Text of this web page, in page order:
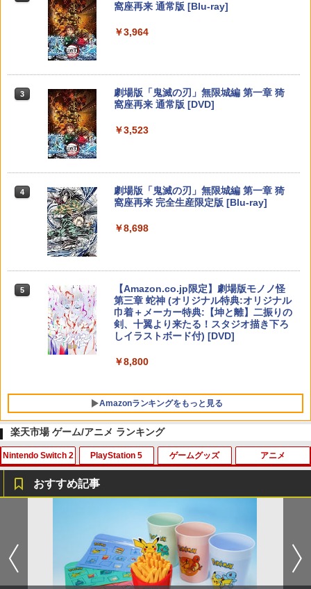
ニンテンドープリペイド番号 9000円|オ
￥9,000
ニンテンドープリペイド番号 5000円|オ
ンラインコード版
【純正品】DualSense ワイヤレスコン
【純正品】DualSense ワイヤレスコン
￥10,737
B-C ケーブル
ラー (カーボンブラック)
【純正品】Xbox Elite ワイヤレス コン
イト)
窩座再来 通常版 [Blu-ray]
￥3,964
3
劇場版「鬼滅の刃」無限城編 第一章 猗
窩座再来 通常版 [DVD]
￥3,523
4
劇場版「鬼滅の刃」無限城編 第一章 猗
窩座再来 完全生産限定版 [Blu-ray]
￥8,698
5
【Amazon.co.jp限定】劇場版モノノ怪
第三章 蛇神 (オリジナル特典:オリジナル
巾着＋メーカー特典:【坤と離】二振りの
剣、十翼より来たる！スタジオ描き下ろ
しイラストボード付) [DVD]
￥8,800
Amazonランキングをもっと見る
楽天市場 ゲーム/アニメ ランキング
Nintendo Switch 2
ファイアーエムブレム 万紫千紅
￥8,970
PlayStation 5
PS5 スティックカバー コントローラー
交換用 スティックキャップ PS4 コント
ローラー / PS5 コントローラー / PS5 コ
ントローラー Edge ハンドル 交換用 周
辺機器 ホコリ防止 全面保護 快適なグリ
ップ 取付簡単 DualSense DualShock4
対応 ブラック 2個入
ゲームグッズ
【中古】メタルギア ソリッド ピースウ
ォーカー - PSP
￥627
アニメ
かぐや様は告らせたい 大人への階段（完
全生産限定版）【Blu-ray】 [ 赤坂アカ ]
￥6,971
おすすめ記事